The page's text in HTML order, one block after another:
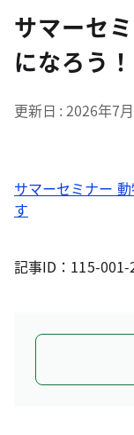
サマーセ
になろう
更新日 2026年7
サマーセミナー
す
記事ID：115-